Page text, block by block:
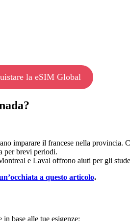
la eSIM Global
imparare il francese nella provincia.
per brevi periodi.
e Laval offrono aiuti per gli
a questo articolo.
base alle tue esigenze: